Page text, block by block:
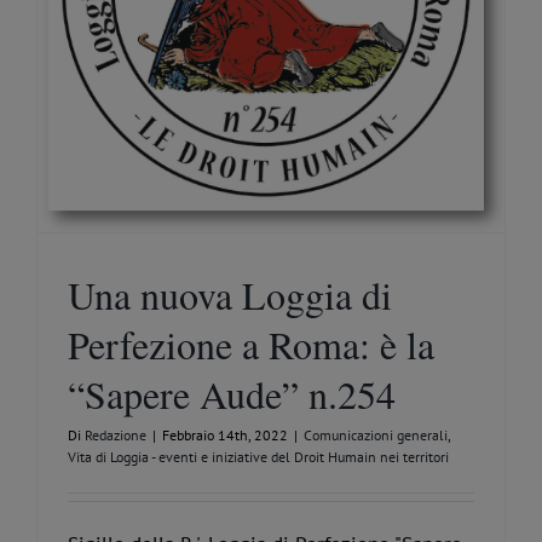
Una nuova Loggia di
Perfezione a Roma: è la
“Sapere Aude” n.254
Di Redazione | Febbraio 14th, 2022 | Comunicazioni generali
Vita di Loggia - eventi e iniziative del Droit Humain nei territori